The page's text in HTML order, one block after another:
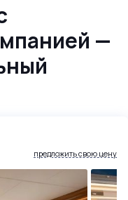
—
предложить свою цену